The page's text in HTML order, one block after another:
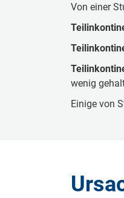
Von einer
wenig
Einige von